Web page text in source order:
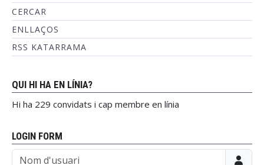
CERCAR
ENLLAÇOS
RSS KATARRAMA
QUI HI HA EN LÍNIA?
Hi ha 229 convidats i cap membre en línia
LOGIN FORM
Nom d'usuari